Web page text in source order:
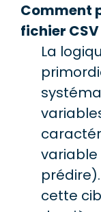
Comment
fichier CSV
La
variable
cette